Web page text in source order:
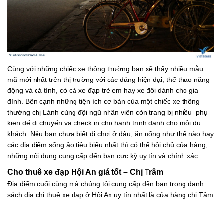
Cùng với những chiếc xe thông thường bạn sẽ thấy nhiều mẫu
mã mới nhất trên thị trường với các dáng hiện đại, thể thao năng
động và cá tính, có cả xe đạp trẻ em hay xe đôi dành cho gia
đình. Bên cạnh những tiện ích cơ bản của một chiếc xe thông
thường chị Lành cùng đội ngũ nhân viên còn trang bị nhiều phụ
kiện để di chuyển và check in cho hành trình dành cho mỗi du
khách. Nếu bạn chưa biết đi chơi ở đâu, ăn uống như thế nào hay
các địa điểm sống ảo tiêu biểu nhất thì có thể hỏi chủ cửa hàng,
những nội dung cung cấp đến bạn cực kỳ uy tín và chính xác.
Cho thuê xe đạp Hội An giá tốt – Chị Trâm
Địa điểm cuối cùng mà chúng tôi cung cấp đến bạn trong danh
sách địa chỉ thuê xe đạp ở Hội An uy tín nhất là cửa hàng chị Tâm